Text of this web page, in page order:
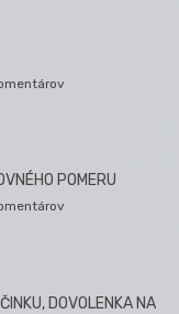
POMERU
DOVOLENKA NA